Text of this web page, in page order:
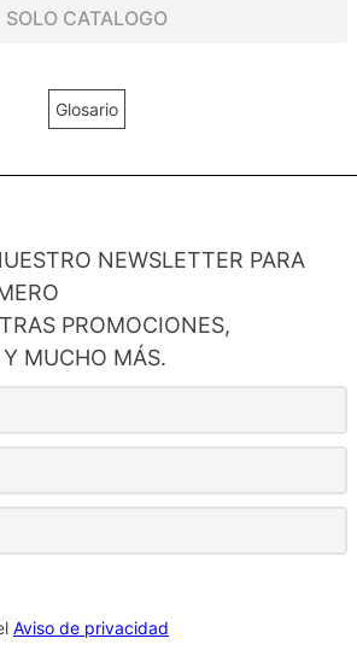
SOLO CATALOGO
Glosario
NEWSLETTER PARA
PROMOCIONES,
MUCHO MÁS.
Aviso de privacidad